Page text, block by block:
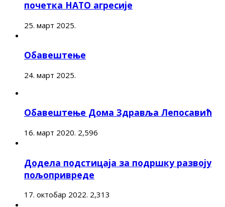
почетка НАТО агресије
25. март 2025.
Обавештење
24. март 2025.
Обавештење Дома Здравља Лепосавић
16. март 2020. 2,596
Додела подстицаја за подршку развоју
пољопривреде
17. октобар 2022. 2,313